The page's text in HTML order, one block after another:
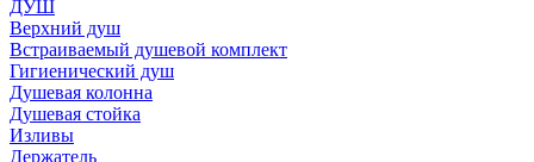
ДУШ
Верхний душ
Встраиваемый душевой комплект
Гигиенический душ
Душевая колонна
Душевая стойка
Изливы
Держатель